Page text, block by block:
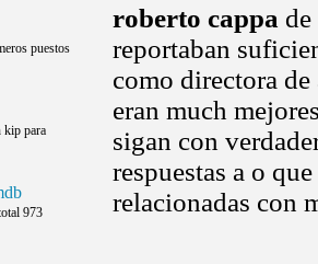
puestos
kip para
973
roberto cappa
reportaban
como directora
eran much
sigan con
respuestas a o
relacionadas con